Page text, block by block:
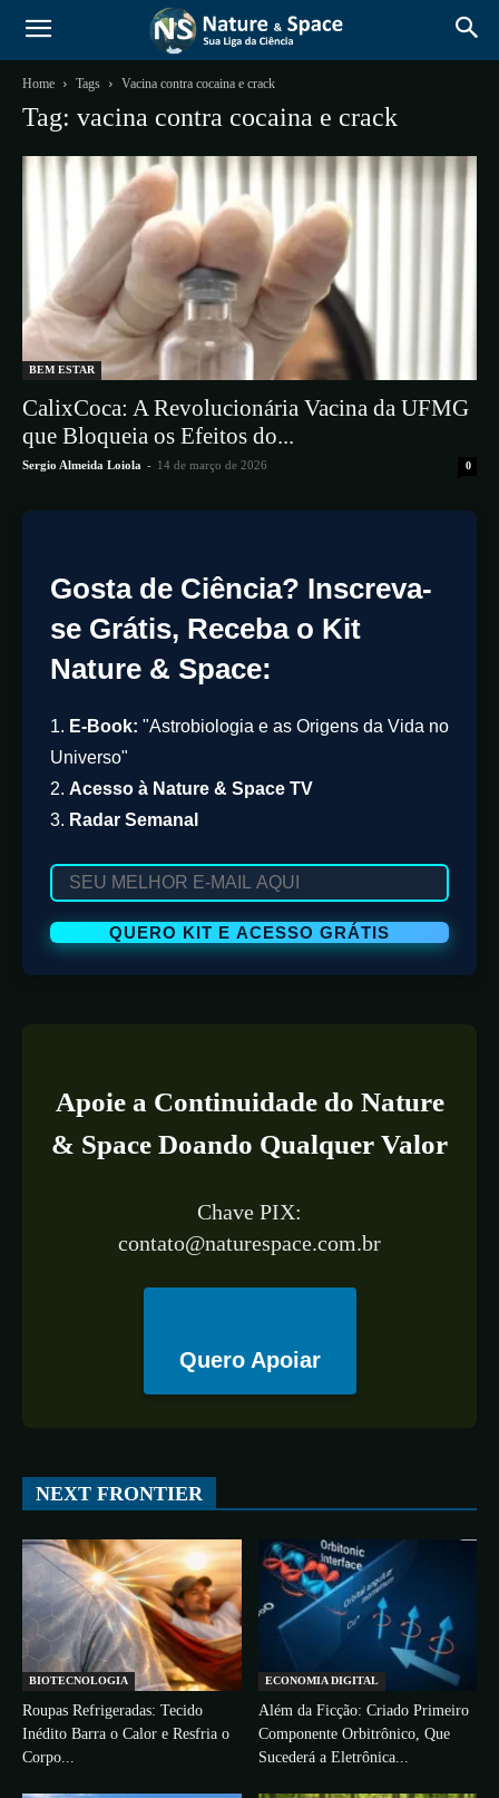
Home Tags Vacina contra cocaina e crack
Tag: vacina contra cocaina e crack
BEM ESTAR
CalixCoca: A Revolucionária Vacina da UFMG
que Bloqueia os Efeitos do...
Sergio Almeida Loiola - 14 de março de 2026 0
Gosta de Ciência? Inscreva-
se Grátis, Receba o Kit
Nature & Space:
1. E-Book: "Astrobiologia e as Origens da Vida no
Universo"
2. Acesso à Nature & Space TV
3. Radar Semanal
Apoie a Continuidade do Nature
& Space Doando Qualquer Valor
Chave PIX:
contato@naturespace.com.br
Quero Apoiar
NEXT FRONTIER
BIOTECNOLOGIA
Roupas Refrigeradas: Tecido
Inédito Barra o Calor e Resfria o
Corpo...
ECONOMIA DIGITAL
Além da Ficção: Criado Primeiro
Componente Orbitrônico, Que
Sucederá a Eletrônica...